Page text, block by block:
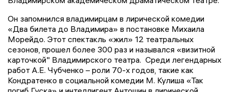
Он запомнился владимирцам в лирической комедии
«Два билета до Владимира» в постановке Михаила
Морейдо. Этот спектакль «жил» 12 театральных
сезонов, прошел более 300 раз и назывался «визитной
карточкой" Владимирского театра. Среди легендарных
работ А.Е. Чубченко – роли 70-х годов, такие как
Кондратенко в социальной комедии М. Кулиша «Так